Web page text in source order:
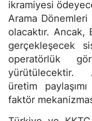
ikramiyesi
Arama
olacaktır. Ancak,
gerçekleşecek
operatörlük
yürütülecektir.
üretim
faktör